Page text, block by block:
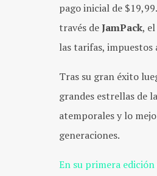
pago inicial de
través deJamPack,
las tarifas, impuestos
Tras su gran éxito
grandes estrellas de
atemporales y lo
generaciones.
En su primera